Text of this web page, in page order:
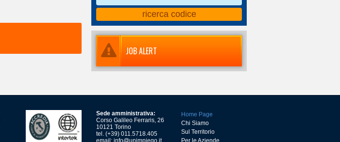
JOB ALERT
Sede amministrativa:
Corso Galileo Ferraris, 26
10121 Torino
tel. (+39) 011.5718.405
email: info@unimpiego.it
Home Page
Chi Siamo
Sul Territorio
Per le Aziende